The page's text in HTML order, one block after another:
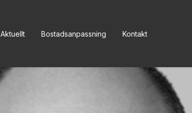
Aktuellt Bostadsanpassning Kontakt